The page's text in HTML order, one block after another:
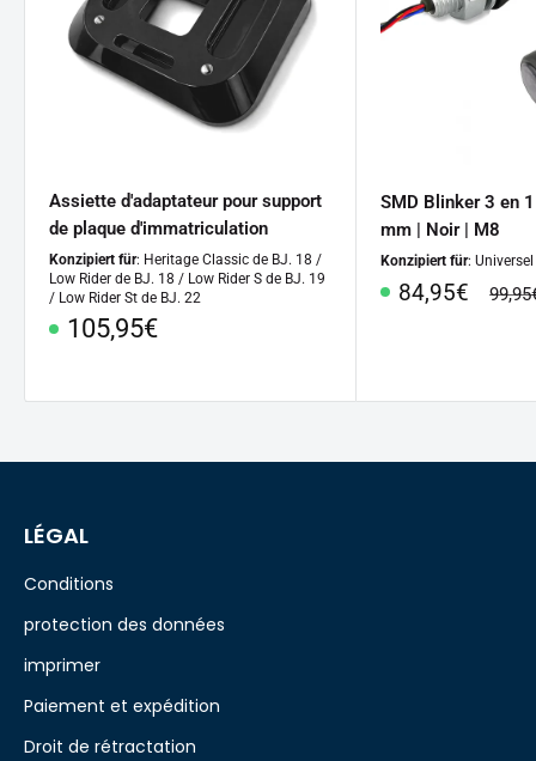
Assiette d'adaptateur pour support
de plaque d'immatriculation
Konzipiert für: Heritage Classic de BJ. 18 /
Low Rider de BJ. 18 / Low Rider S de BJ. 19
/ Low Rider St de BJ. 22
Prix
105,95€
SMD Blinker 3 en
mm | Noir | M8
Konzipiert für: Universel
Prix
84,95€
prix
LÉGAL
Conditions
protection des données
imprimer
Paiement et expédition
Droit de rétractation